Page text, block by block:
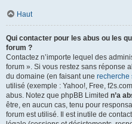
Haut
Qui contacter pour les abus ou les
forum ?
Contactez n’importe lequel des
forum ». Si vous restez sans réponse
du domaine (en faisant une recherche
utilisé (exemple : Yahoo!, Free,
abus. Notez que phpBB Limited n’a
être, en aucun cas, tenu pour
forum est utilisé. Il est inutile de